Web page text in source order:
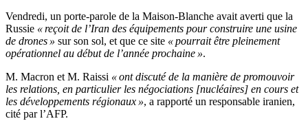
Vendredi, un porte-parole de la Maison-Blanche avait averti que la
Russie « reçoit de l’Iran des équipements pour construire une usine
de drones » sur son sol, et que ce site « pourrait être pleinement
opérationnel au début de l’année prochaine ».
M. Macron et M. Raissi « ont discuté de la manière de promouvoir
les relations, en particulier les négociations [nucléaires] en cours et
les développements régionaux », a rapporté un responsable iranien,
cité par l’AFP.